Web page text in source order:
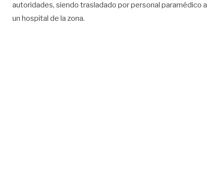
autoridades, siendo trasladado por personal paramédico a
un hospital de la zona.